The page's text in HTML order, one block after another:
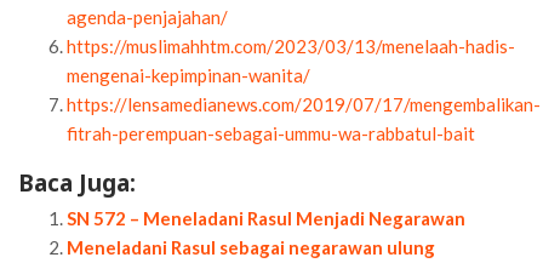
agenda-penjajahan/
https://muslimahhtm.com/2023/03/13/menelaah-hadis-
mengenai-kepimpinan-wanita/
https://lensamedianews.com/2019/07/17/mengembalikan-
fitrah-perempuan-sebagai-ummu-wa-rabbatul-bait
Baca Juga:
SN 572 – Meneladani Rasul Menjadi Negarawan
Meneladani Rasul sebagai negarawan ulung